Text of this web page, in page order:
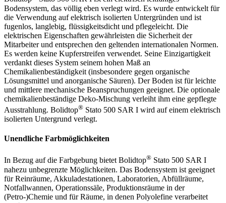
Bodensystem, das völlig eben verlegt wird. Es wurde entwickelt für
die Verwendung auf elektrisch isolierten Untergründen und ist
fugenlos, langlebig, flüssigkeitsdicht und pflegeleicht. Die
elektrischen Eigenschaften gewährleisten die Sicherheit der
Mitarbeiter und entsprechen den geltenden internationalen Normen.
Es werden keine Kupferstreifen verwendet. Seine Einzigartigkeit
verdankt dieses System seinem hohen Maß an
Chemikalienbeständigkeit (insbesondere gegen organische
Lösungsmittel und anorganische Säuren). Der Boden ist für leichte
und mittlere mechanische Beanspruchungen geeignet. Die optionale
chemikalienbeständige Deko-Mischung verleiht ihm eine gepflegte
Ausstrahlung. Bolidtop® Stato 500 SAR I wird auf einem elektrisch
isolierten Untergrund verlegt.
Unendliche Farbmöglichkeiten
In Bezug auf die Farbgebung bietet Bolidtop® Stato 500 SAR I
nahezu unbegrenzte Möglichkeiten. Das Bodensystem ist geeignet
für Reinräume, Akkuladestationen, Laboratorien, Abfüllräume,
Notfallwannen, Operationssäle, Produktionsräume in der
(Petro-)Chemie und für Räume, in denen Polyolefine verarbeitet